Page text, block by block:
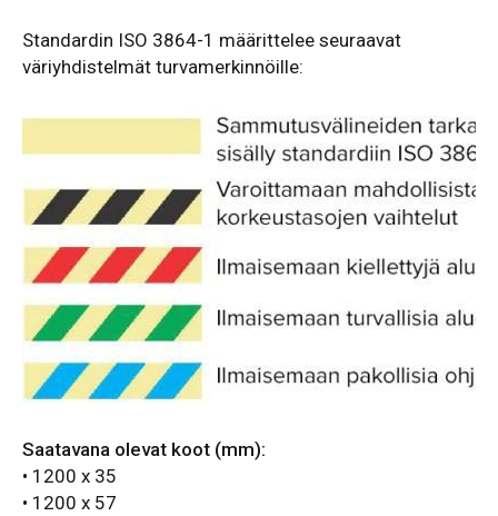
Standardin ISO 3864-1 määrittelee seuraavat
väriyhdistelmät turvamerkinnöille:
Saatavana olevat koot (mm):
• 1200 x 35
• 1200 x 57